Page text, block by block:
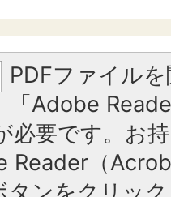
PDFファイル
「Adobe
必要です。お
Reader（